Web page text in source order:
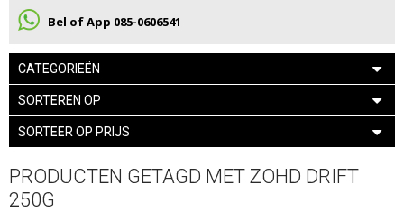
Bel of App 085-0606541
CATEGORIEËN
SORTEREN OP
SORTEER OP PRIJS
PRODUCTEN GETAGD MET ZOHD DRIFT
250G